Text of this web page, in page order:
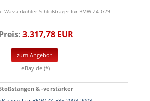
Wasserkühler Schloßträger für BMW Z4 G29
3.317,78 EUR
zum Angebot
eBay.de (*)
& -verstärker